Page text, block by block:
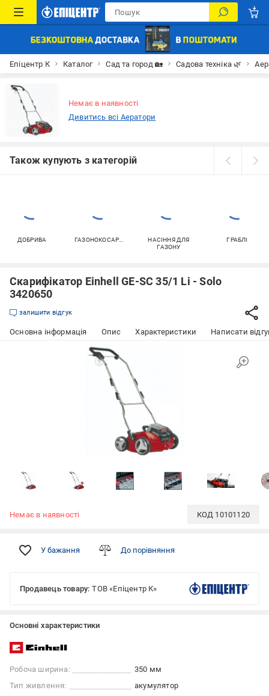
Епіцентр К Каталог Сад та город 🏡 Садова техніка 🌿
Немає в наявності
Дивитись всі Аератори
Також купують з категорій
ДОБРИВА
НАСІННЯ ДЛЯ
ГАЗОНУ
ГРАБЛІ
Скарифікатор Einhell GE-SC 35/1 Li - Solo
3420650
залишити відгук
Основна інформація Опис Характеристики Написати
Немає в наявності КОД 10101120
У бажання До порівняння
Продавець товару: ТОВ «Епіцентр К»
Основні характеристики
Робоча ширина:
350 мм
Тип живлення:
акумулятор